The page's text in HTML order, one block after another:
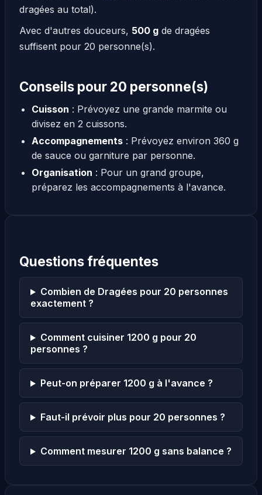
dragées au total).
Avec d'autres douceurs, 500 g de dragées
suffisent pour 20 personne(s).
Conseils pour 20 personne(s)
Cuisson : Prévoyez une grande marmite ou
divisez en 2 cuissons.
Accompagnements: Prévoyez environ 360 g
de sauce ou garniture par personne.
Organisation : Pour un grand groupe,
préparez les accompagnements à l'avance.
Questions fréquentes
Combien de Dragées pour 20 personnes
exactement ?
Comment cuisiner 1200 g pour 20
personnes ?
Peut-on préparer 1200 g à l'avance ?
Faut-il prévoir plus pour 20 personnes ?
Comment mesurer 1200 g sans balance ?